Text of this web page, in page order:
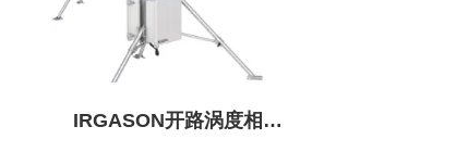
IRGASON开路涡度相关